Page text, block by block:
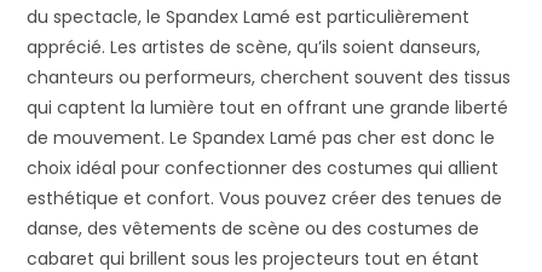
du spectacle, le Spandex Lamé est particulièrement
apprécié. Les artistes de scène, qu’ils soient danseurs,
chanteurs ou performeurs, cherchent souvent des tissus
qui captent la lumière tout en offrant une grande liberté
de mouvement. Le Spandex Lamé pas cher est donc le
choix idéal pour confectionner des costumes qui allient
esthétique et confort. Vous pouvez créer des tenues de
danse, des vêtements de scène ou des costumes de
cabaret qui brillent sous les projecteurs tout en étant